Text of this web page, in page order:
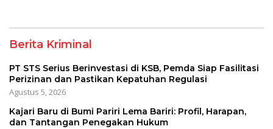
Berita Kriminal
PT STS Serius Berinvestasi di KSB, Pemda Siap Fasilitasi
Perizinan dan Pastikan Kepatuhan Regulasi
Agustus 5, 2026
Kajari Baru di Bumi Pariri Lema Bariri: Profil, Harapan,
dan Tantangan Penegakan Hukum